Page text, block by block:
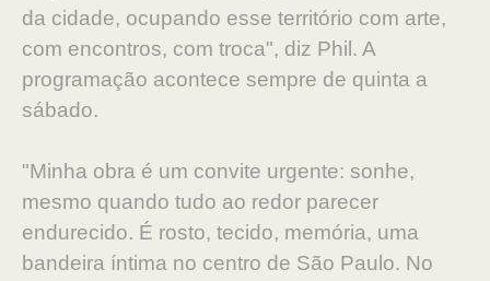
da cidade, ocupando esse território com arte,
com encontros, com troca", diz Phil. A
programação acontece sempre de quinta a
sábado.
"Minha obra é um convite urgente: sonhe,
mesmo quando tudo ao redor parecer
endurecido. É rosto, tecido, memória, uma
bandeira íntima no centro de São Paulo. No